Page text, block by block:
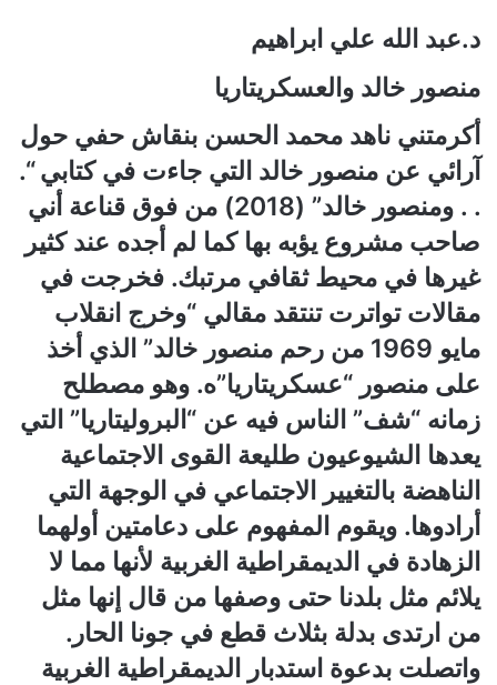
د.عبد الله علي ابراهيم
منصور خالد والعسكريتاريا
أكرمتني ناهد محمد الحسن بنقاش حفي حول
آرائي عن منصور خالد التي جاءت في كتابي “.
. . ومنصور خالد” (2018) من فوق قناعة أني
صاحب مشروع يؤبه بها كما لم أجده عند كثير
غيرها في محيط ثقافي مرتبك. فخرجت في
مقالات تواترت تنتقد مقالي “وخرج انقلاب
مايو 1969 من رحم منصور خالد” الذي أخذ
على منصور “عسكريتاريا”ه. وهو مصطلح
زمانه “شف” الناس فيه عن “البروليتاريا” التي
يعدها الشيوعيون طليعة القوى الاجتماعية
الناهضة بالتغيير الاجتماعي في الوجهة التي
أرادوها. ويقوم المفهوم على دعامتين أولهما
الزهادة في الديمقراطية الغربية لأنها مما لا
يلائم مثل بلدنا حتى وصفها من قال إنها مثل
من ارتدى بدلة بثلاث قطع في جونا الحار.
واتصلت بدعوة استدبار الديمقراطية الغربية